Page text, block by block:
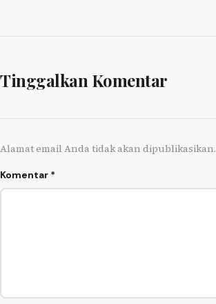
Tinggalkan Komentar
Alamat email Anda tidak akan dipublikasikan.
Komentar *